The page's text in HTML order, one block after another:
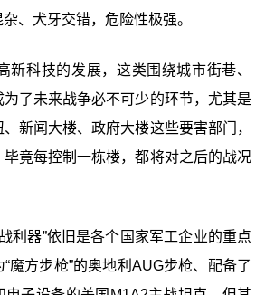
、犬牙交错，危险性极强。
新科技的发展，这类围绕城市街巷、
了未来战争必不可少的环节，尤其是
新闻大楼、政府大楼这些要害部门，
毕竟每控制一栋楼，都将对之后的战况
利器”依旧是各个国家军工企业的重点
魔方步枪”的奥地利AUG步枪、配备了